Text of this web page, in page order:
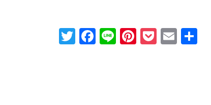
T
w
F
a
Li
n
Pi
n
P
o
E
m